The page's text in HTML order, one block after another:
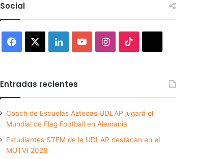
Social
Facebook LinkedInYouTubeInstagram
Entradas recientes
Coach de Escuelas Aztecas UDLAP jugará el
Mundial de Flag Football en Alemania
Estudiantes STEM de la UDLAP destacan en el
MUTVI 2026